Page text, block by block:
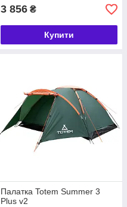
3 856 ₴
Купити
Палатка Totem Summer 3
Plus v2